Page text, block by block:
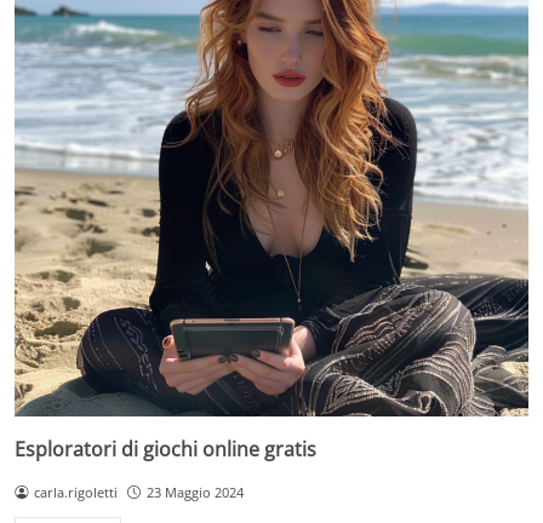
Esploratori di giochi online gratis
carla.rigoletti 23 Maggio 2024